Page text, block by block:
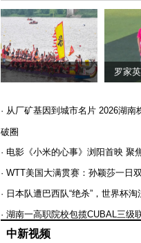
罗家
· 从厂矿基因到城市名片 2026湖南
破圈
· 电影《小米的心事》浏阳首映 聚
· WTT美国大满贯赛：孙颖莎一日
· 日本队遭巴西队“绝杀”，世界杯
· 湖南一高职院校包揽CUBAL三级
中新视频